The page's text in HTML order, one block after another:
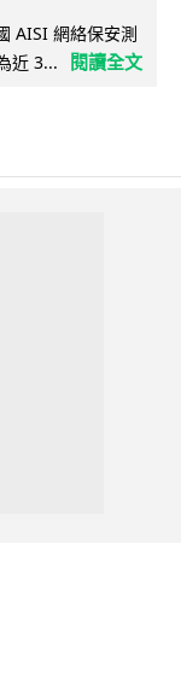
AISI 網絡保安測
近 3...
閱讀全文